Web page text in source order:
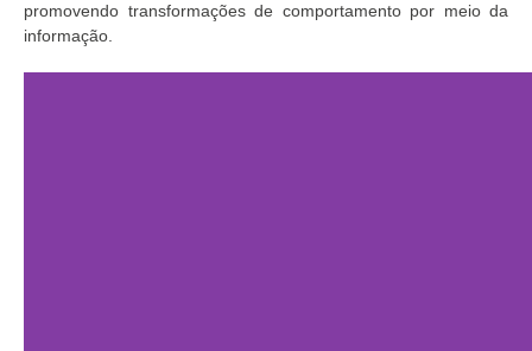
promovendo transformações de comportamento por meio da
informação.